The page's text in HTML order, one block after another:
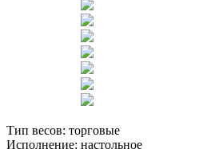
Тип весов: торговые
Исполнение: настольное